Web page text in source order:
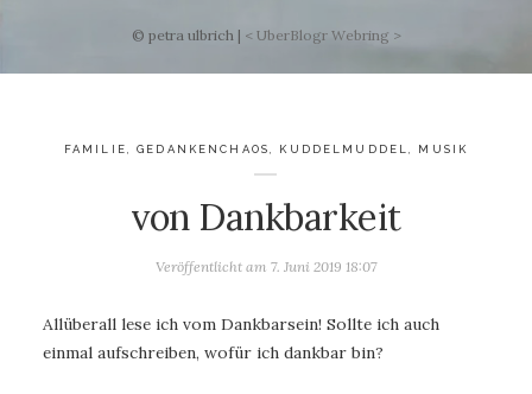
© petra ulbrich | < UberBlogr Webring >
FAMILIE ,GEDANKENCHAOS KUDDELMUDDEL MUSIK
von Dankbarkeit
Veröffentlicht am 7. Juni 2019 18:07
Allüberall lese ich vom Dankbarsein! Sollte ich auch
einmal aufschreiben, wofür ich dankbar bin?